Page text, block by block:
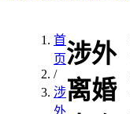
首
页
/
涉
外
涉外
离婚